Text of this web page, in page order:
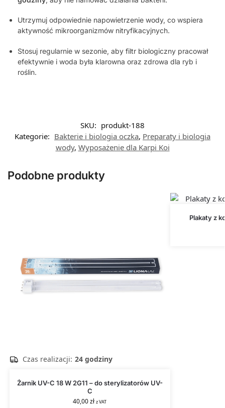
Utrzymuj odpowiednie napowietrzenie wody, co wspiera
aktywność mikroorganizmów nitryfikacyjnych.
Stosuj regularnie w sezonie, aby filtr biologiczny pracował
efektywnie i woda była klarowna oraz zdrowa dla ryb i
roślin.
SKU: produkt-188
Kategorie: Bakterie i biologia oczka, Preparaty i biologia
wody, Wyposażenie dla Karpi Koi
Podobne produkty
Czas realizacji: 24 godziny
Żarnik UV-C 18 W 2G11 – do sterylizatorów UV-
C
40,00zł z VAT
Plakaty z